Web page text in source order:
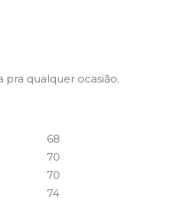
pra qualquer ocasião.
68
70
70
74